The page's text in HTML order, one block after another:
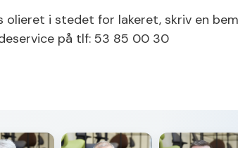
olieret i stedet for lakeret, skriv en
på tlf: 53 85 00 30